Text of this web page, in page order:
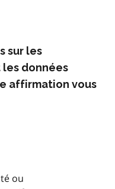
sur les
données
affirmation vous
ou